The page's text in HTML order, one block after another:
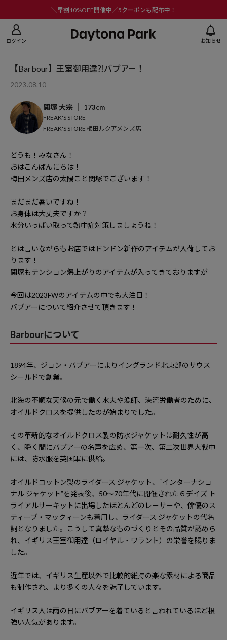
＼早割10%OFF開催中／5クーポンも配布中！
ログイン お知らせ
【Barbour】王室御用達⁈バブアー！
2023.08.10
関塚 大宗 173cm
FREAK'S STORE
FREAK'S STORE 梅田ルクアメンズ店
どうも！みなさん！
おはこんばんにちは！
梅田メンズ店の太陽こと関塚でございます！
まだまだ暑いですね！
お身体は大丈夫ですか？
水分いっぱい取って熱中症対策しましょうね！
とは言いながらもお店ではドンドン新作のアイテムが入荷してお
ります！
関塚もテンション爆上がりのアイテムが入ってきておりますが
今回は2023FWのアイテムの中でも大注目！
バブアーについて紹介させて頂きます！
Barbourについて
1894年、ジョン・バブアーによりイングランド北東部のサウス
シールドで創業。
北海の不順な天候の元で働く水夫や漁師、港湾労働者のために、
オイルドクロスを提供したのが始まりでした。
その革新的なオイルドクロス製の防水ジャケットは耐久性が高
く、瞬く間にバブアーの名声を広め、第一次、第二次世界大戦中
には、防水服を英国軍に供給。
オイルドコットン製のライダース ジャケット、“インターナショ
ナル ジャケット”を発表後、50～70年代に開催された６デイズ ト
ライアルサーキットに出場したほとんどのレーサーや、俳優のス
ティーブ・マックィーンも着用し、ライダース ジャケットの代名
詞となりました。こうして真摯なものづくりとその品質が認めら
れ、イギリス王室御用達（ロイヤル・ワラント）の栄誉を賜りま
した。
近年では、イギリス生産以外で比較的維持の楽な素材による商品
も制作され、より多くの人々を魅了しています。
イギリス人は雨の日にバブアーを着ていると言われているほど根
強い人気があります。